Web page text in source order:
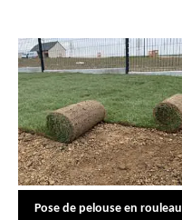
Pose de pelouse en rouleau